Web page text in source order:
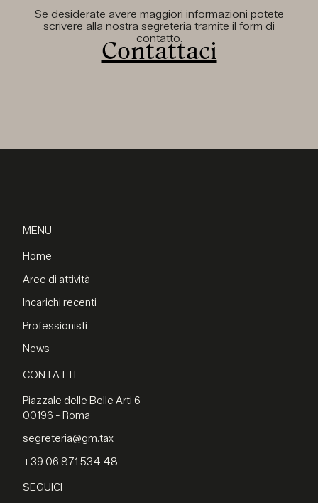
Se desiderate avere maggiori informazioni potete
scrivere alla nostra segreteria tramite il form di
contatto.
Contattaci
MENU
Home
Aree di attività
Incarichi recenti
Professionisti
News
CONTATTI
Piazzale delle Belle Arti 6
00196 - Roma
segreteria@gm.tax
+39 06 871 534 48
SEGUICI